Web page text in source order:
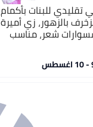
للبنات بأكمام
بالزهور، زي أميرة
شعر، مناسب
المدرسة والعروض